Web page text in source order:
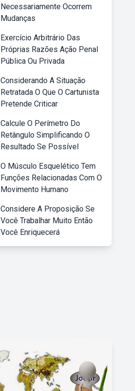
Necessariamente Ocorrem
Mudanças
Exercício Arbitrário Das
Próprias Razões Ação Penal
Pública Ou Privada
Considerando A Situação
Retratada O Que O Cartunista
Pretende Criticar
Calcule O Perímetro Do
Retângulo Simplificando O
Resultado Se Possível
O Músculo Esquelético Tem
Funções Relacionadas Com O
Movimento Humano
Considere A Proposição Se
Você Trabalhar Muito Então
Você Enriquecerá